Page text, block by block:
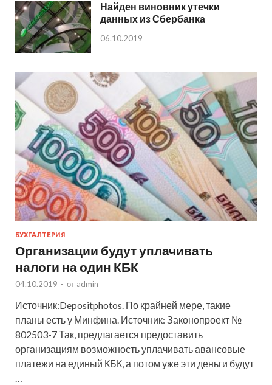
Найден виновник утечки
данных из Сбербанка
06.10.2019
БУХГАЛТЕРИЯ
Организации будут уплачивать
налоги на один КБК
04.10.2019 - от admin
Источник:Depositphotos. По крайней мере, такие
планы есть у Минфина. Источник: Законопроект №
802503-7 Так, предлагается предоставить
организациям возможность уплачивать авансовые
платежи на единый КБК, а потом уже эти деньги будут
…